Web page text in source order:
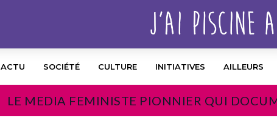
ACTU SOCIÉTÉ CULTURE INITIATIVES AILLEURS
LE MEDIA FEMINISTE PIONNIER QUI